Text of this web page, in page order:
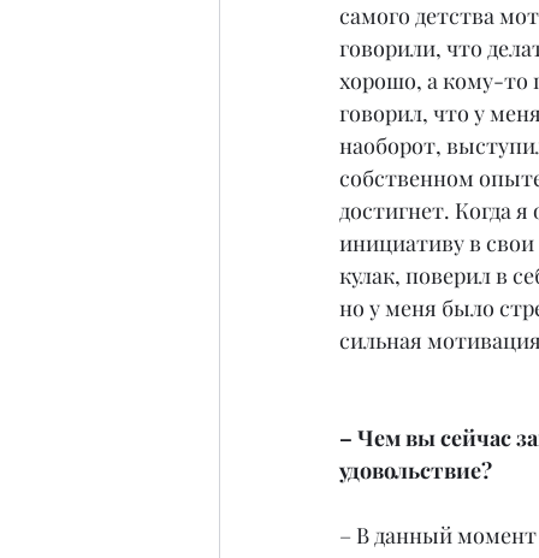
самого детства
говорили, что
хорошо, а кому-то
говорил, что у
наоборот,
собственном
достигнет. Когда
инициативу в свои
кулак, поверил в
но у меня было
сильная
– Чем вы сейчас
удовольствие?
– В данный